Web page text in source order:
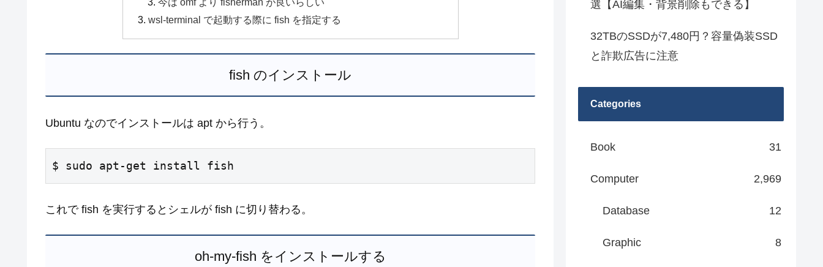
wsl-terminal で起動する際に fish を指定する
fish のインストール
Ubuntu なのでインストールは apt から行う。
$ sudo apt-get install fish
これで fish を実行するとシェルが fish に切り替わる。
oh-my-fish をインストールする
選【AI編集・背景削除もできる】
32TBのSSDが7,480円？容量偽装SSD
と詐欺広告に注意
Categories
Book 31
Computer 2,969
Database 12
Graphic 8